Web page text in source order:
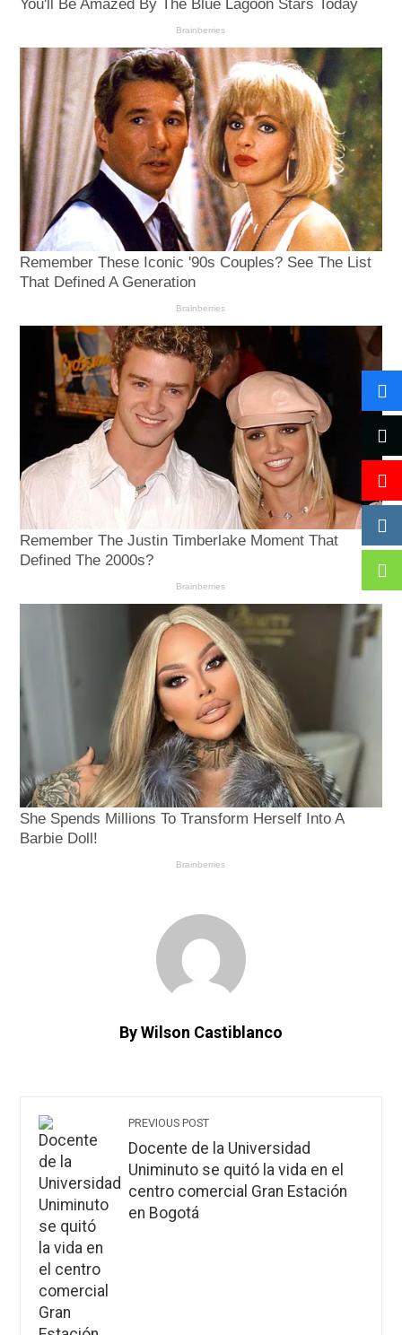
By Wilson Castiblanco
PREVIOUS POST
Docente de la Universidad
Uniminuto se quitó la vida en el
centro comercial Gran Estación
en Bogotá